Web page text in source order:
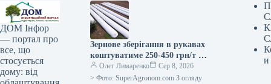
ДОМ Інфор
— портал про
все, що
стосується
дому: від
Зернове зберігання в рукавах
коштуватиме 250-450 грн/т за
наявності логістичних
труднощів —
Олег Лимаренко
Сер 8, 2026
> Фото: SuperAgronom.com З огляду
и